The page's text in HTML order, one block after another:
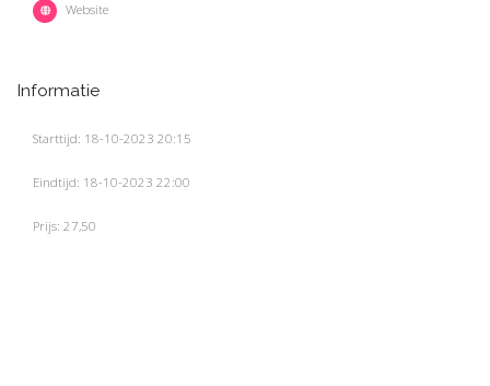
Website
Informatie
Starttijd: 18-10-2023 20:15
Eindtijd: 18-10-2023 22:00
Prijs: 27,50